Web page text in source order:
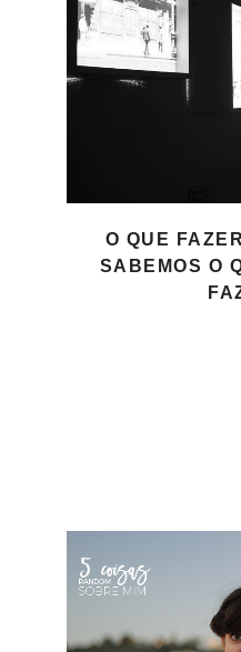
O QUE
SABEMOS O